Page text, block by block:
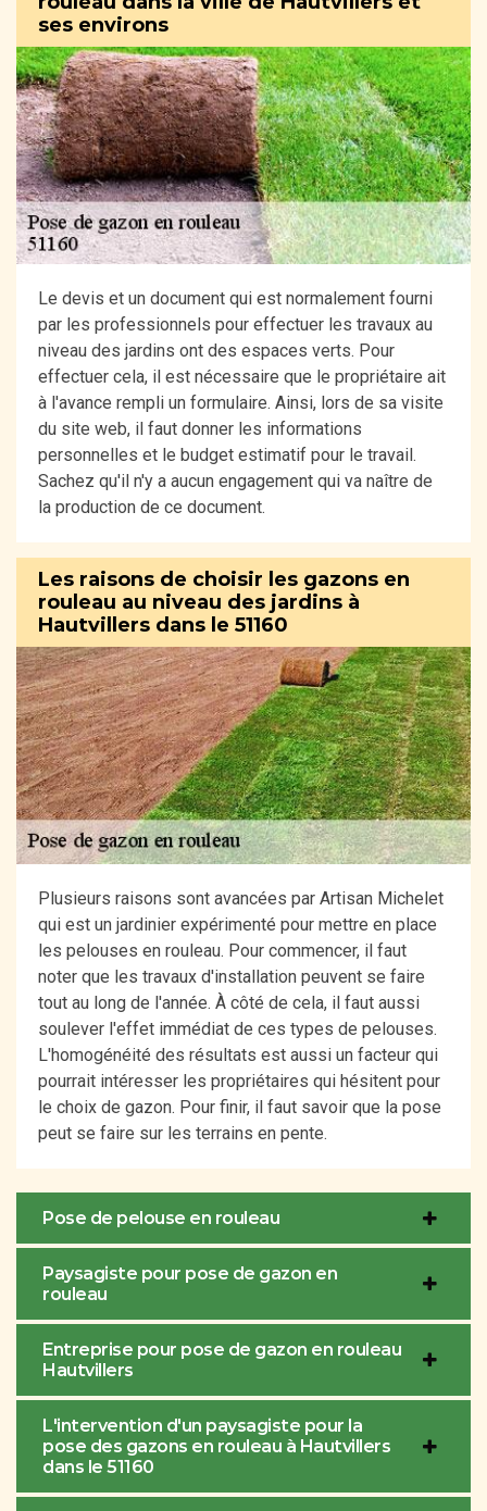
ses environs
Le devis et un document qui est normalement fourni
par les professionnels pour effectuer les travaux au
niveau des jardins ont des espaces verts. Pour
effectuer cela, il est nécessaire que le propriétaire ait
à l'avance rempli un formulaire. Ainsi, lors de sa visite
du site web, il faut donner les informations
personnelles et le budget estimatif pour le travail.
Sachez qu'il n'y a aucun engagement qui va naître de
la production de ce document.
Les raisons de choisir les gazons en
rouleau au niveau des jardins à
Hautvillers dans le 51160
Plusieurs raisons sont avancées par Artisan Michelet
qui est un jardinier expérimenté pour mettre en place
les pelouses en rouleau. Pour commencer, il faut
noter que les travaux d'installation peuvent se faire
tout au long de l'année. À côté de cela, il faut aussi
soulever l'effet immédiat de ces types de pelouses.
L'homogénéité des résultats est aussi un facteur qui
pourrait intéresser les propriétaires qui hésitent pour
le choix de gazon. Pour finir, il faut savoir que la pose
peut se faire sur les terrains en pente.
Pose de pelouse en rouleau
Paysagiste pour pose de gazon en
rouleau
Entreprise pour pose de gazon en rouleau
Hautvillers
L'intervention d'un paysagiste pour la
pose des gazons en rouleau à Hautvillers
dans le 51160